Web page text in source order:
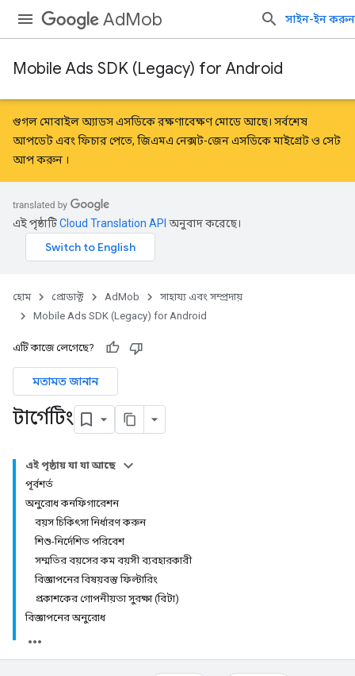
AdMob সাইন-ইন করুন
Mobile Ads SDK (Legacy) for Android
গুগল মোবাইল অ্যাডস এসডিকে রক্ষণাবেক্ষণ মোডে আছে। সর্বশেষ
আপডেট এবং ফিচার পেতে, জিএমএ নেক্সট-জেন এসডিকেমাইগ্রেটও সেট
আপ করুন ।
এই পৃষ্ঠাটিCloud Translation API অনুবাদ করেছে।
হোম প্রোডাক্ট AdMob
সাহায্য এবং সম্প্রদায়
Mobile Ads SDK (Legacy) for Android
এটি কাজে লেগেছে?
মতামত জানান
টার্গেটিং
এই পৃষ্ঠায় যা যা আছে
পূর্বশর্ত
অনুরোধ কনফিগারেশন
বয়স চিকিৎসা নির্ধারণ করুন
শিশু-নির্দেশিত পরিবেশ
সম্মতির বয়সের কম বয়সী ব্যবহারকারী
বিজ্ঞাপনের বিষয়বস্তু ফিল্টারিং
প্রকাশকের গোপনীয়তা সুরক্ষা (বিটা)
বিজ্ঞাপনের অনুরোধ